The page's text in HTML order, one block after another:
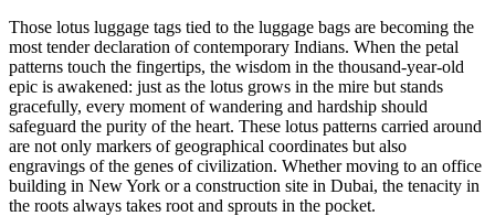
Those lotus luggage tags tied to the luggage bags are becoming the
most tender declaration of contemporary Indians. When the petal
patterns touch the fingertips, the wisdom in the thousand-year-old
epic is awakened: just as the lotus grows in the mire but stands
gracefully, every moment of wandering and hardship should
safeguard the purity of the heart. These lotus patterns carried around
are not only markers of geographical coordinates but also
engravings of the genes of civilization. Whether moving to an office
building in New York or a construction site in Dubai, the tenacity in
the roots always takes root and sprouts in the pocket.